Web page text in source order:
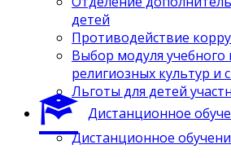
детей
Противодействие
Выбор модуля учебного
религиозных культур и
Льготы для детей
Дистанционное
Дистанционное